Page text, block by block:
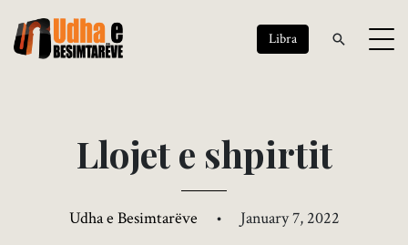
Libra
Llojete shpirtit
Udha e Besimtarëve • January 7, 2022